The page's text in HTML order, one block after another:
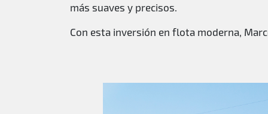
más suaves y precisos.
Con esta inversión en flota moderna,